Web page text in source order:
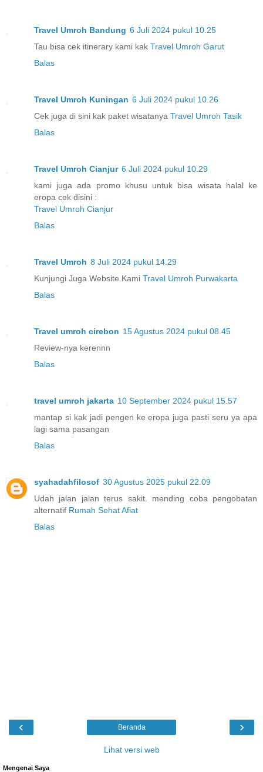
Travel Umroh Bandung 6 Juli 2024 pukul 10.25
Tau bisa cek itinerary kami kak Travel Umroh Garut
Balas
Travel Umroh Kuningan 6 Juli 2024 pukul 10.26
Cek juga di sini kak paket wisatanya Travel Umroh Tasik
Balas
Travel Umroh Cianjur 6 Juli 2024 pukul 10.29
kami juga ada promo khusu untuk bisa wisata halal ke
eropa cek disini :
Travel Umroh Cianjur
Balas
Travel Umroh 8 Juli 2024 pukul 14.29
Kunjungi Juga Website Kami Travel Umroh Purwakarta
Balas
Travel umroh cirebon 15 Agustus 2024 pukul 08.45
Review-nya kerennn
Balas
travel umroh jakarta 10 September 2024 pukul 15.57
mantap si kak jadi pengen ke eropa juga pasti seru ya apa
lagi sama pasangan
Balas
syahadahfilosof 30 Agustus 2025 pukul 22.09
Udah jalan jalan terus sakit. mending coba pengobatan
alternatif Rumah Sehat Afiat
Balas
‹ ›
Beranda
Lihat versi web
Mengenai Saya